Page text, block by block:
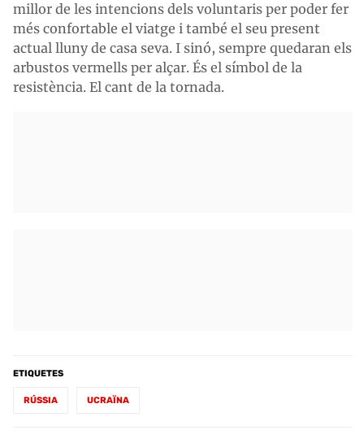
millor de les intencions dels voluntaris per poder fer
més confortable el viatge i també el seu present
actual lluny de casa seva. I sinó, sempre quedaran els
arbustos vermells per alçar. És el símbol de la
resistència. El cant de la tornada.
ETIQUETES
RÚSSIA UCRAÏNA